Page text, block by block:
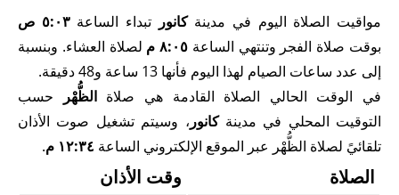
مواقيت الصلاة اليوم في مدينةكانور تبداء الساعة٥:٠٣ ص
بوقت صلاة الفجر وتنتهي الساعة ٨:٠٥ م
لصلاة العشاء. وبنسبة
إلى عدد ساعات الصيام لهذا اليوم فأنها 13 ساعة و48 دقيقة.
في الوقت الحالي الصلاة القادمة هي صلاةالظُّهْر
حسب
التوقيت المحلي في مدينةكانور ، وسيتم تشغيل صوت الأذان
تلقائيً لصلاة الظُّهْر عبر الموقع الإلكتروني الساعة ١٢:٣٤ م .
الصلاة
وقت الأذان